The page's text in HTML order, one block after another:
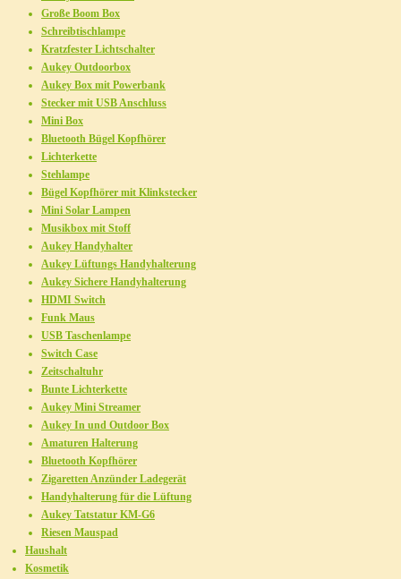
Große Boom Box
Schreibtischlampe
Kratzfester Lichtschalter
Aukey Outdoorbox
Aukey Box mit Powerbank
Stecker mit USB Anschluss
Mini Box
Bluetooth Bügel Kopfhörer
Lichterkette
Stehlampe
Bügel Kopfhörer mit Klinkstecker
Mini Solar Lampen
Musikbox mit Stoff
Aukey Handyhalter
Aukey Lüftungs Handyhalterung
Aukey Sichere Handyhalterung
HDMI Switch
Funk Maus
USB Taschenlampe
Switch Case
Zeitschaltuhr
Bunte Lichterkette
Aukey Mini Streamer
Aukey In und Outdoor Box
Amaturen Halterung
Bluetooth Kopfhörer
Zigaretten Anzünder Ladegerät
Handyhalterung für die Lüftung
Aukey Tatstatur KM-G6
Riesen Mauspad
Haushalt
Kosmetik